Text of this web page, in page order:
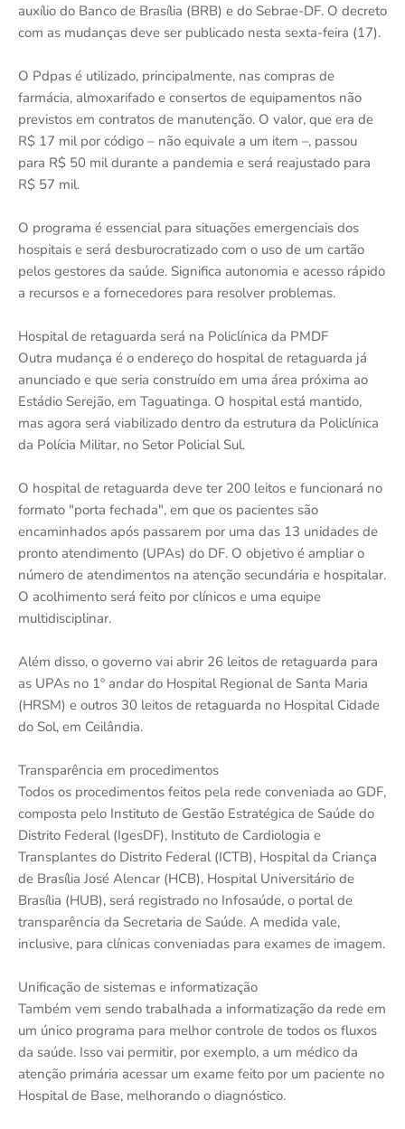
auxílio do Banco de Brasília (BRB) e do Sebrae-DF. O decreto
com as mudanças deve ser publicado nesta sexta-feira (17).
O Pdpas é utilizado, principalmente, nas compras de
farmácia, almoxarifado e consertos de equipamentos não
previstos em contratos de manutenção. O valor, que era de
R$ 17 mil por código – não equivale a um item –, passou
para R$ 50 mil durante a pandemia e será reajustado para
R$ 57 mil.
O programa é essencial para situações emergenciais dos
hospitais e será desburocratizado com o uso de um cartão
pelos gestores da saúde. Significa autonomia e acesso rápido
a recursos e a fornecedores para resolver problemas.
Hospital de retaguarda será na Policlínica da PMDF
Outra mudança é o endereço do hospital de retaguarda já
anunciado e que seria construído em uma área próxima ao
Estádio Serejão, em Taguatinga. O hospital está mantido,
mas agora será viabilizado dentro da estrutura da Policlínica
da Polícia Militar, no Setor Policial Sul.
O hospital de retaguarda deve ter 200 leitos e funcionará no
formato "porta fechada", em que os pacientes são
encaminhados após passarem por uma das 13 unidades de
pronto atendimento (UPAs) do DF. O objetivo é ampliar o
número de atendimentos na atenção secundária e hospitalar.
O acolhimento será feito por clínicos e uma equipe
multidisciplinar.
Além disso, o governo vai abrir 26 leitos de retaguarda para
as UPAs no 1º andar do Hospital Regional de Santa Maria
(HRSM) e outros 30 leitos de retaguarda no Hospital Cidade
do Sol, em Ceilândia.
Transparência em procedimentos
Todos os procedimentos feitos pela rede conveniada ao GDF,
composta pelo Instituto de Gestão Estratégica de Saúde do
Distrito Federal (IgesDF), Instituto de Cardiologia e
Transplantes do Distrito Federal (ICTB), Hospital da Criança
de Brasília José Alencar (HCB), Hospital Universitário de
Brasília (HUB), será registrado no Infosaúde, o portal de
transparência da Secretaria de Saúde. A medida vale,
inclusive, para clínicas conveniadas para exames de imagem.
Unificação de sistemas e informatização
Também vem sendo trabalhada a informatização da rede em
um único programa para melhor controle de todos os fluxos
da saúde. Isso vai permitir, por exemplo, a um médico da
atenção primária acessar um exame feito por um paciente no
Hospital de Base, melhorando o diagnóstico.